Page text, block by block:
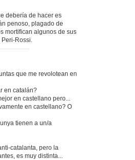
debería de hacer es
penoso, plagado de
mortifican algunos de sus
Rossi.
que me revolotean en
en catalán?
en castellano pero...
en castellano? O
tienen a un/a
catalanta, pero la
es muy distinta...